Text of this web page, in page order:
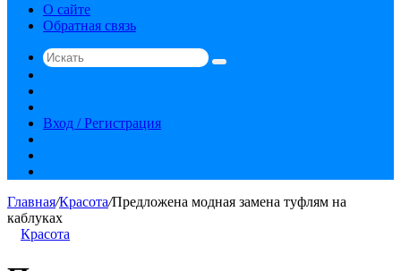
О сайте
Обратная связь
Искать
статья
Вход / Регистрация
Главная/Красота/Предложена модная замена туфлям на
каблуках
Красота